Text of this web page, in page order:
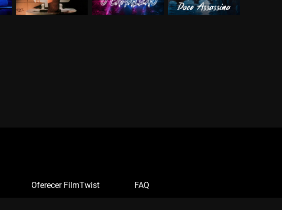
Oferecer FilmTwist FAQ